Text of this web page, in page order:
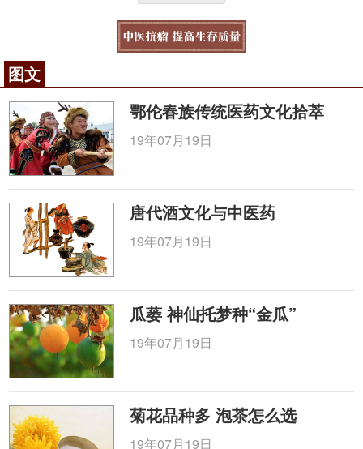
图文
鄂伦春族传统医药文化拾萃
19年07月19日
唐代酒文化与中医药
19年07月19日
瓜蒌 神仙托梦种“金瓜”
19年07月19日
菊花品种多 泡茶怎么选
19年07月19日